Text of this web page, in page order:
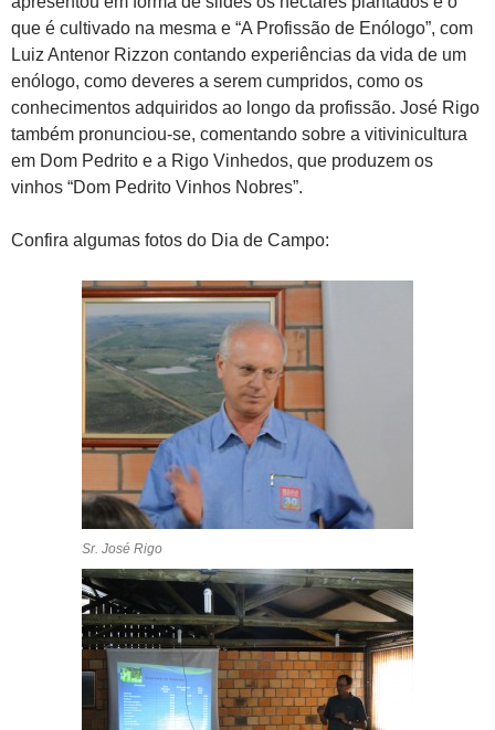
que é cultivado na mesma e “A Profissão de Enólogo”, com
Luiz Antenor Rizzon contando experiências da vida de um
enólogo, como deveres a serem cumpridos, como os
conhecimentos adquiridos ao longo da profissão. José Rigo
também pronunciou-se, comentando sobre a vitivinicultura
em Dom Pedrito e a Rigo Vinhedos, que produzem os
vinhos “Dom Pedrito Vinhos Nobres”.
Confira algumas fotos do Dia de Campo:
Sr. José Rigo